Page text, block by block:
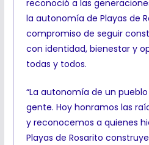
reconoció a las
la autonomía de Playas de
compromiso de seguir
con identidad, bienestar y
todas y todos.
“La autonomía de un
gente. Hoy honramos las
y reconocemos a quienes
Playas de Rosarito